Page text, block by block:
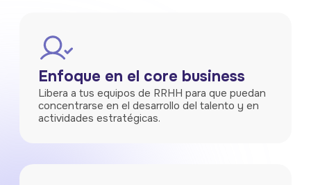
Enfoque en el core business
Libera a tus equipos de RRHH para que puedan
concentrarse en el desarrollo del talento y en
actividades estratégicas.